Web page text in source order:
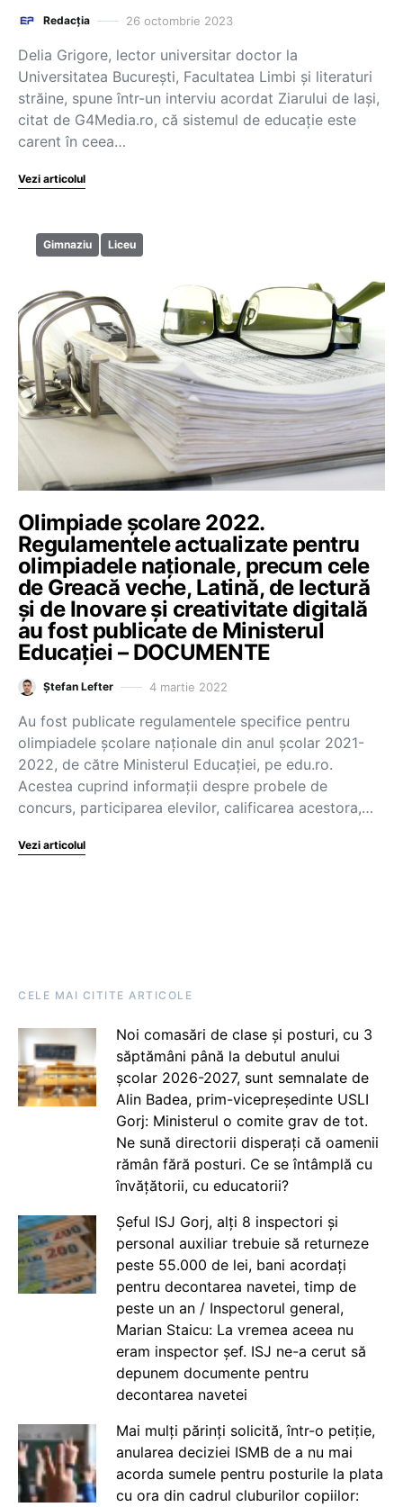
Redacția 26 octombrie 2023
Delia Grigore, lector universitar doctor la
Universitatea Bucureşti, Facultatea Limbi şi literaturi
străine, spune într-un interviu acordat Ziarului de Iași,
citat de G4Media.ro, că sistemul de educație este
carent în ceea…
Vezi articolul
Gimnaziu Liceu
Olimpiade școlare 2022.
Regulamentele actualizate pentru
olimpiadele naționale, precum cele
de Greacă veche, Latină, de lectură
și de Inovare și creativitate digitală
au fost publicate de Ministerul
Educației – DOCUMENTE
Ștefan Lefter 4 martie 2022
Au fost publicate regulamentele specifice pentru
olimpiadele școlare naționale din anul școlar 2021-
2022, de către Ministerul Educației, pe edu.ro.
Acestea cuprind informații despre probele de
concurs, participarea elevilor, calificarea acestora,…
Vezi articolul
CELE MAI CITITE ARTICOLE
Noi comasări de clase și posturi, cu 3
săptămâni până la debutul anului
școlar 2026-2027, sunt semnalate de
Alin Badea, prim-vicepreședinte USLI
Gorj: Ministerul o comite grav de tot.
Ne sună directorii disperați că oamenii
rămân fără posturi. Ce se întâmplă cu
învățătorii, cu educatorii?
Șeful ISJ Gorj, alți 8 inspectori și
personal auxiliar trebuie să returneze
peste 55.000 de lei, bani acordați
pentru decontarea navetei, timp de
peste un an / Inspectorul general,
Marian Staicu: La vremea aceea nu
eram inspector șef. ISJ ne-a cerut să
depunem documente pentru
decontarea navetei
Mai mulți părinți solicită, într-o petiție,
anularea deciziei ISMB de a nu mai
acorda sumele pentru posturile la plata
cu ora din cadrul cluburilor copiilor: